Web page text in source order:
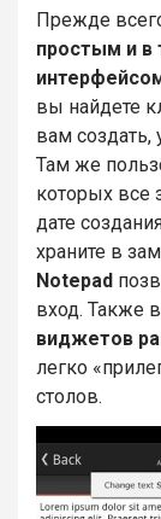
Прежде
простым и
вы найдете
вам создать,
Там же
которых все
дате
храните в
Notepad
вход. Также
виджетов
легко
столов.